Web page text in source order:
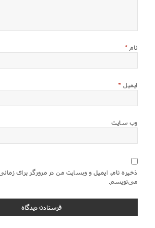
نام *
ایمیل *
وب‌ سایت
ذخیره نام، ایمیل و وبسایت من در مرورگر برای
می‌نویسم.